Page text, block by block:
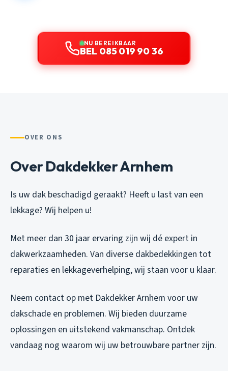
NU BEREIKBAAR
BEL 085 019 90 36
OVER ONS
Over Dakdekker Arnhem
Is uw dak beschadigd geraakt? Heeft u last van een
lekkage? Wij helpen u!
Met meer dan 30 jaar ervaring zijn wij dé expert in
dakwerkzaamheden. Van diverse dakbedekkingen tot
reparaties en lekkageverhelping, wij staan voor u klaar.
Neem contact op met Dakdekker Arnhem voor uw
dakschade en problemen. Wij bieden duurzame
oplossingen en uitstekend vakmanschap. Ontdek
vandaag nog waarom wij uw betrouwbare partner zijn.